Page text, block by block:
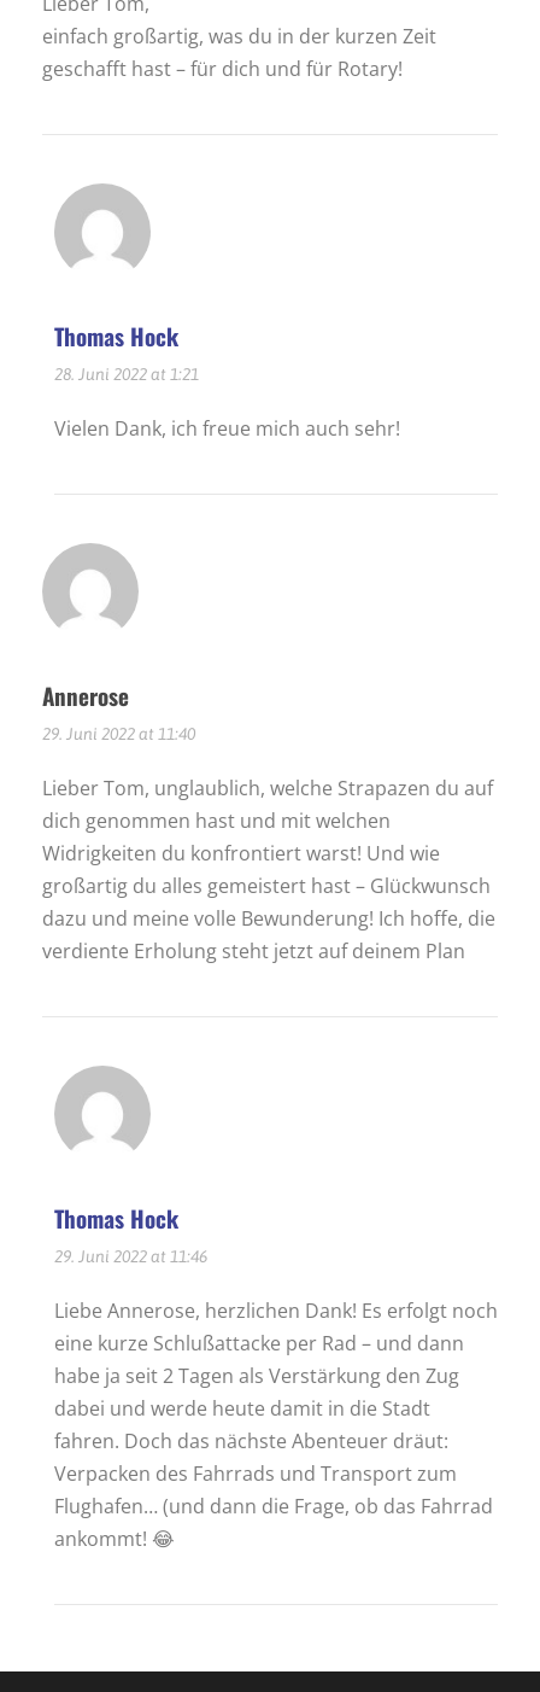
einfach großartig, was du in der kurzen Zeit
geschafft hast – für dich und für Rotary!
Thomas Hock
28. Juni 2022 at 1:21
Vielen Dank, ich freue mich auch sehr!
Annerose
29. Juni 2022 at 11:40
Lieber Tom, unglaublich, welche Strapazen du auf
dich genommen hast und mit welchen
Widrigkeiten du konfrontiert warst! Und wie
großartig du alles gemeistert hast – Glückwunsch
dazu und meine volle Bewunderung! Ich hoffe, die
verdiente Erholung steht jetzt auf deinem Plan
Thomas Hock
29. Juni 2022 at 11:46
Liebe Annerose, herzlichen Dank! Es erfolgt noch
eine kurze Schlußattacke per Rad – und dann
habe ja seit 2 Tagen als Verstärkung den Zug
dabei und werde heute damit in die Stadt
fahren. Doch das nächste Abenteuer dräut:
Verpacken des Fahrrads und Transport zum
Flughafen… (und dann die Frage, ob das Fahrrad
ankommt! 😂